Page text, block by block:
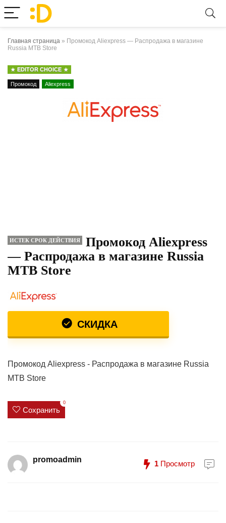
Главная страница » Промокод Aliexpress — Распродажа в магазине
Russia MTB Store
EDITOR CHOICE
Промокод Aliexpress
ИСТЕК СРОК ДЕЙСТВИЯ
Промокод Aliexpress
— Распродажа в магазине Russia
MTB Store
СКИДКА
Промокод Aliexpress - Распродажа в магазине Russia
MTB Store
Сохранить
0
promoadmin 1 Просмотр